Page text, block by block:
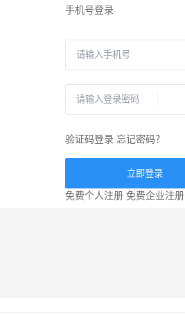
手机号登录
验证码登录 忘记密码？
立即登录
免费个人注册 免费企业注册